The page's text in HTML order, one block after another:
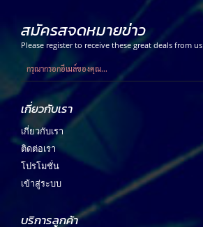
สมัครสจดหมายข่าว
Please register to receive these great deals from us
เกี่ยวกับเรา
เกี่ยวกับเรา
ติดต่อเรา
โปรโมชั่น
เข้าสู่ระบบ
บริการลูกค้า